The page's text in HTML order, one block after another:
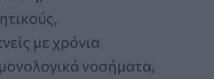
με χρόνια
νοσήματα,